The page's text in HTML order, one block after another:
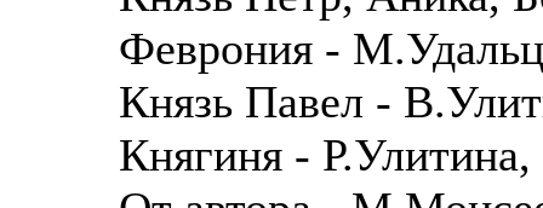
Феврония -
Князь Павел -
Княгиня - Р.Улитина,